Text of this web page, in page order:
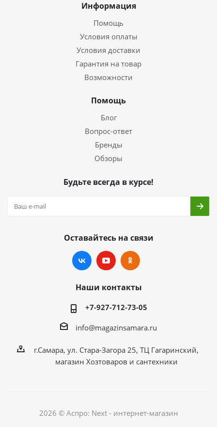
Информация
Помощь
Условия оплаты
Условия доставки
Гарантия на товар
Возможности
Помощь
Блог
Вопрос-ответ
Бренды
Обзоры
Будьте всегда в курсе!
Оставайтесь на связи
Наши контакты
+7-927-712-73-05
info@magazinsamara.ru
г.Самара, ул. Стара-Загора 25, ТЦ Гагаринский,
магазин Хозтоваров и сантехники
2026 © Аспро: Next - интернет-магазин